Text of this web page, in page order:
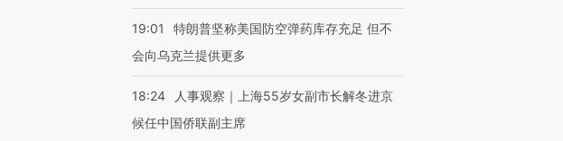
19:01
特朗普坚称美国防空弹药库存充足 但不
会向乌克兰提供更多
18:24
人事观察｜上海55岁女副市长解冬进京
候任中国侨联副主席